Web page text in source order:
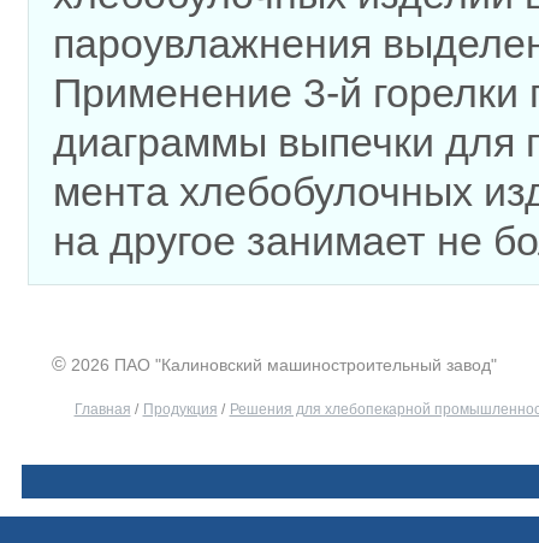
пароувлажнения
Применение 3-й
диаграммы выпечки для
мента хлебобулочных
на другое занимает не
©2026 ПАО "Калиновский машиностроительный завод"
Главная / Продукция / Решения для хлебопекарной